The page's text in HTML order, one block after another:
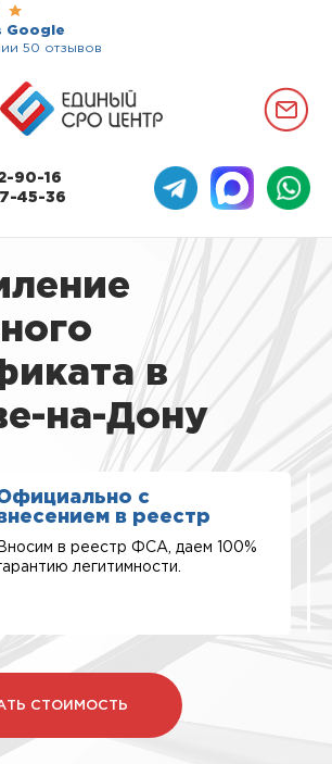
Google
50 отзывов
90-16
45-36
в
на-Дону
с
в реестр
Вносим в реестр ФСА, даем 100%
легитимности.
СТОИМОСТЬ